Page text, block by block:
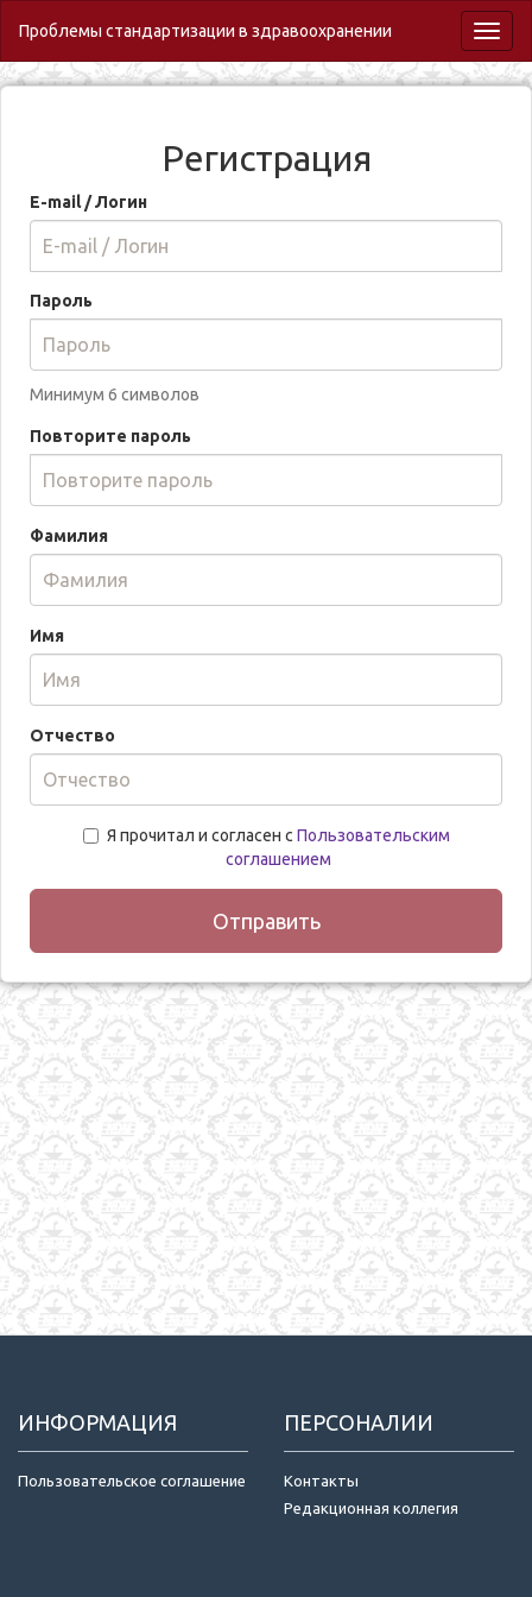
Проблемы стандартизации в здравоохранении
Регистрация
E-mail / Логин
Пароль
Минимум 6 символов
Повторите пароль
Фамилия
Имя
Отчество
Я прочитал и согласен с Пользовательским
соглашением
Отправить
ИНФОРМАЦИЯ
Пользовательское соглашение
ПЕРСОНАЛИИ
Контакты
Редакционная коллегия